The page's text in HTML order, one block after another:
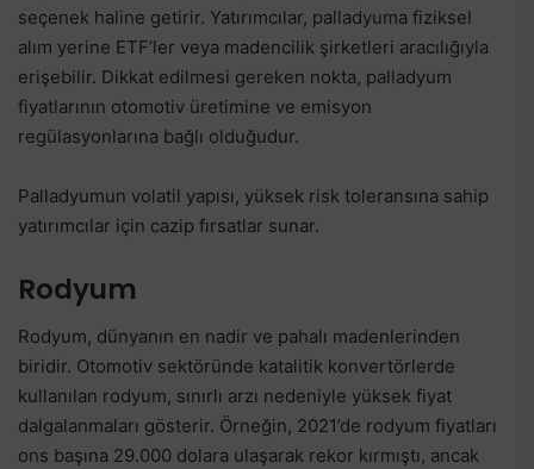
seçenek haline getirir. Yatırımcılar, palladyuma fiziksel
alım yerine ETF’ler veya madencilik şirketleri aracılığıyla
erişebilir. Dikkat edilmesi gereken nokta, palladyum
fiyatlarının otomotiv üretimine ve emisyon
regülasyonlarına bağlı olduğudur.
Palladyumun volatil yapısı, yüksek risk toleransına sahip
yatırımcılar için cazip fırsatlar sunar.
Rodyum
Rodyum, dünyanın en nadir ve pahalı madenlerinden
biridir. Otomotiv sektöründe katalitik konvertörlerde
kullanılan rodyum, sınırlı arzı nedeniyle yüksek fiyat
dalgalanmaları gösterir. Örneğin, 2021’de rodyum fiyatları
ons başına 29.000 dolara ulaşarak rekor kırmıştı, ancak